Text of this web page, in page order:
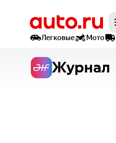
Легковые
Мото
Журнал